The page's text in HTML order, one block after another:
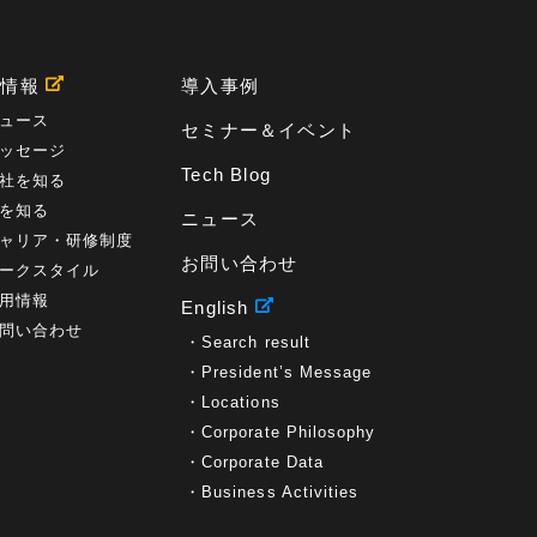
報
ース
セージ
を知る
知る
リア・研修制度
クスタイル
情報
い合わせ
導入事例
セミナー＆イベント
Tech Blog
ニュース
お問い合わせ
English
Search result
President’s Message
Locations
Corporate Philosophy
Corporate Data
Business Activities